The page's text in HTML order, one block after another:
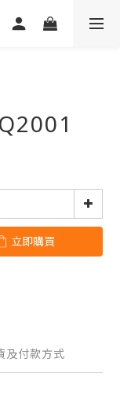
立即購買
及付款方式